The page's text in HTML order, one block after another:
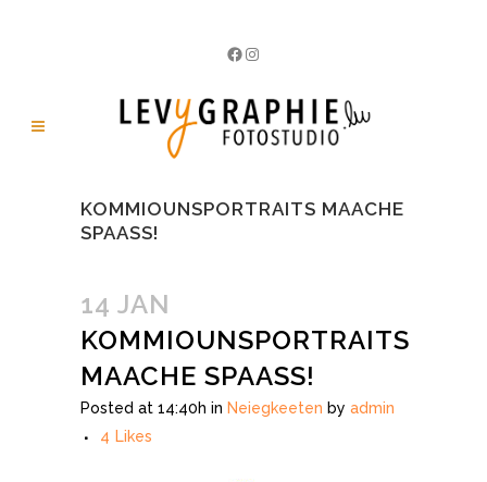
Facebook
Instagram
KOMMIOUNSPORTRAITS MAACHE
SPAASS!
14 JAN
KOMMIOUNSPORTRAITS
MAACHE SPAASS!
Posted at 14:40h in Neiegkeeten by admin
4 Likes